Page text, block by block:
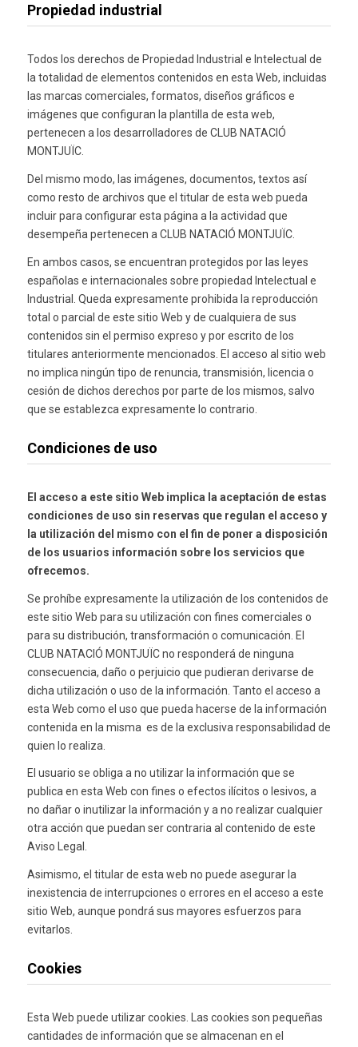
Propiedad industrial
Todos los derechos de Propiedad Industrial e Intelectual de
la totalidad de elementos contenidos en esta Web, incluidas
las marcas comerciales, formatos, diseños gráficos e
imágenes que configuran la plantilla de esta web,
pertenecen a los desarrolladores de CLUB NATACIÓ
MONTJUÏC.
Del mismo modo, las imágenes, documentos, textos así
como resto de archivos que el titular de esta web pueda
incluir para configurar esta página a la actividad que
desempeña pertenecen a CLUB NATACIÓ MONTJUÏC.
En ambos casos, se encuentran protegidos por las leyes
españolas e internacionales sobre propiedad Intelectual e
Industrial. Queda expresamente prohibida la reproducción
total o parcial de este sitio Web y de cualquiera de sus
contenidos sin el permiso expreso y por escrito de los
titulares anteriormente mencionados. El acceso al sitio web
no implica ningún tipo de renuncia, transmisión, licencia o
cesión de dichos derechos por parte de los mismos, salvo
que se establezca expresamente lo contrario.
Condiciones de uso
El acceso a este sitio Web implica la aceptación de estas
condiciones de uso sin reservas que regulan el acceso y
la utilización del mismo con el fin de poner a disposición
de los usuarios información sobre los servicios que
ofrecemos.
Se prohíbe expresamente la utilización de los contenidos de
este sitio Web para su utilización con fines comerciales o
para su distribución, transformación o comunicación. El
CLUB NATACIÓ MONTJUÏC no responderá de ninguna
consecuencia, daño o perjuicio que pudieran derivarse de
dicha utilización o uso de la información. Tanto el acceso a
esta Web como el uso que pueda hacerse de la información
contenida en la misma es de la exclusiva responsabilidad de
quien lo realiza.
El usuario se obliga a no utilizar la información que se
publica en esta Web con fines o efectos ilícitos o lesivos, a
no dañar o inutilizar la información y a no realizar cualquier
otra acción que puedan ser contraria al contenido de este
Aviso Legal.
Asimismo, el titular de esta web no puede asegurar la
inexistencia de interrupciones o errores en el acceso a este
sitio Web, aunque pondrá sus mayores esfuerzos para
evitarlos.
Cookies
Esta Web puede utilizar cookies. Las cookies son pequeñas
cantidades de información que se almacenan en el